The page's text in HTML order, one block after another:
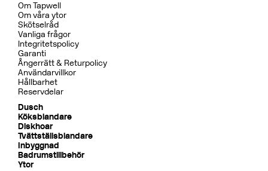
Om Tapwell
Om våra ytor
Skötselråd
Vanliga frågor
Integritetspolicy
Garanti
Ångerrätt & Returpolicy
Användarvillkor
Hållbarhet
Reservdelar
Dusch
Köksblandare
Diskhoar
Tvättställsblandare
Inbyggnad
Badrumstillbehör
Ytor